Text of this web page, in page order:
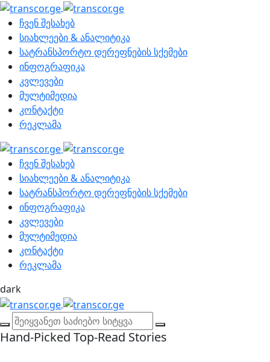
ჩვენ შესახებ
სიახლეები & ანალიტიკა
სატრანსპორტო დერეფნების სქემები
ინფოგრაფიკა
კვლევები
მულტიმედია
კონტაქტი
რეკლამა
ჩვენ შესახებ
სიახლეები & ანალიტიკა
სატრანსპორტო დერეფნების სქემები
ინფოგრაფიკა
კვლევები
მულტიმედია
კონტაქტი
რეკლამა
dark
Hand-Picked Top-Read Stories